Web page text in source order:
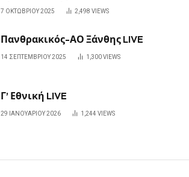
7 ΟΚΤΩΒΡΊΟΥ 2025 2,498 VIEWS
Πανθρακικός-ΑΟ Ξάνθης LIVE
14 ΣΕΠΤΕΜΒΡΊΟΥ 2025 1,300VIEWS
Γ’ Εθνική LIVE
29 ΙΑΝΟΥΑΡΊΟΥ 2026 1,244 VIEWS